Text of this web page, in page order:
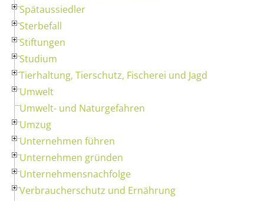
Spätaussiedler
Sterbefall
Stiftungen
Studium
Tierhaltung, Tierschutz, Fischerei und Jagd
Umwelt
Umwelt- und Naturgefahren
Umzug
Unternehmen führen
Unternehmen gründen
Unternehmensnachfolge
Verbraucherschutz und Ernährung